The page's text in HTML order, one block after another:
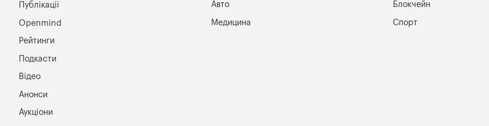
Публікації
Openmind
Рейтинги
Подкасти
Відео
Анонси
Аукціони
Авто Блокчейн
Медицина Спорт